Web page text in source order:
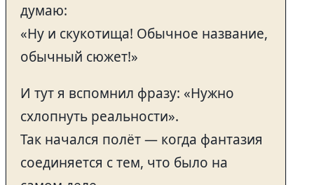
думаю:
«Ну и скукотища! Обычное название,
обычный сюжет!»
И тут я вспомнил фразу: «Нужно
схлопнуть реальности».
Так начался полёт — когда фантазия
соединяется с тем, что было на